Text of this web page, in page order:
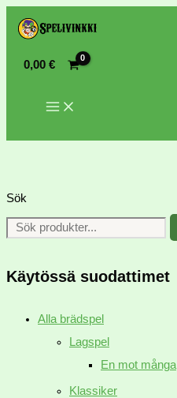
0,00€
Sök
Käytössä suodattimet
Alla brädspel
Lagspel
En mot många
Klassiker